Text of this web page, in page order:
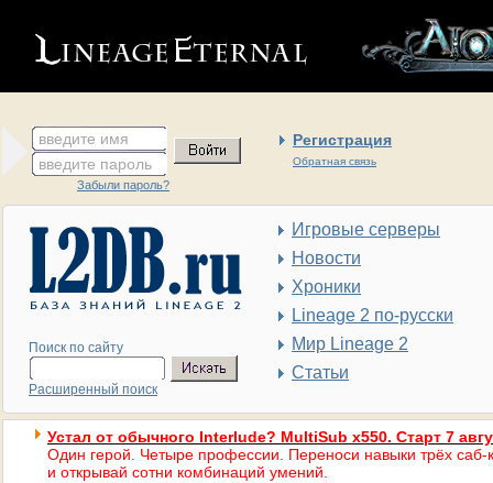
введите имя Регистрация
Обратная связь
введите пароль
Забыли пароль?
Поиск по сайту
Расширенный поиск
Игровые серверы
Новости
Хроники
Lineage 2 по-русски
Мир Lineage 2
Статьи
Устал от обычного Interlude? MultiSub x550. Старт 7
Один герой. Четыре профессии. Переноси навыки трёх саб-
и открывай сотни комбинаций умений.